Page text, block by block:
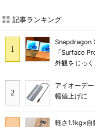
記事ランキング
Snapdragon
「Surface
外観をじっ
アイオーデ
幅値上げに
軽さ1.1kg×